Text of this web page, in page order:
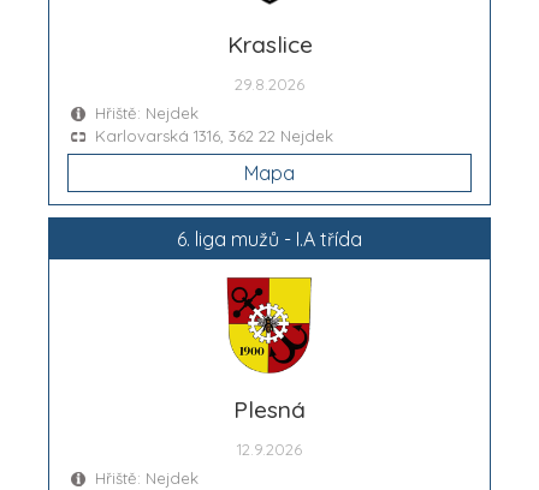
Kraslice
29.8.2026
Hřiště: Nejdek
Karlovarská 1316, 362 22 Nejdek
Mapa
6. liga mužů - I.A třída
Plesná
12.9.2026
Hřiště: Nejdek